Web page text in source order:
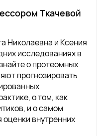
Ткачевой
Николаевна и Ксения
исследованиях в
о протеомных
прогнозировать
о том, как
и о самом
внутренних